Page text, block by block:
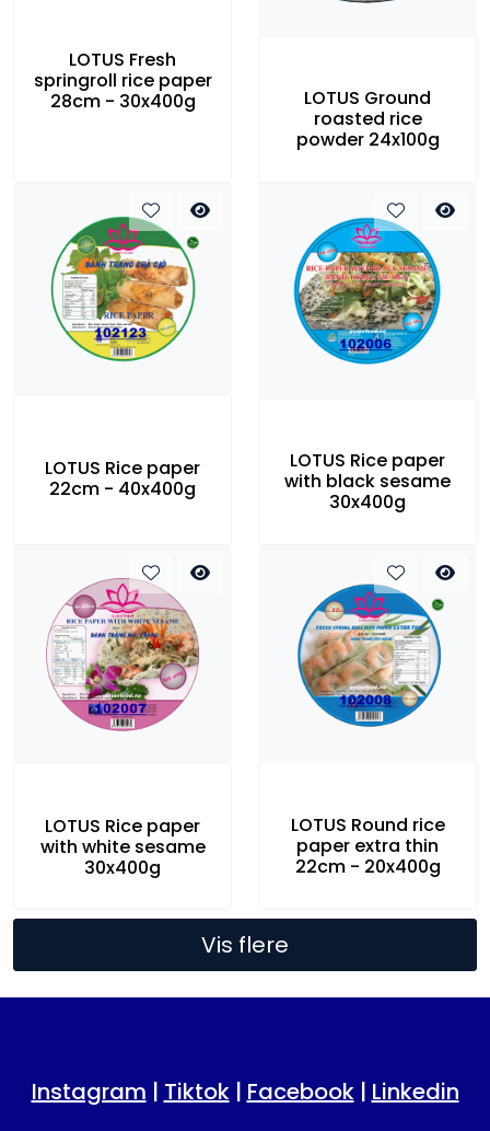
LOTUS Fresh
springroll rice paper
28cm - 30x400g
LOTUS Ground
roasted rice
powder 24x100g
LOTUS Rice paper
22cm - 40x400g
LOTUS Rice paper
with black sesame
30x400g
LOTUS Rice paper
with white sesame
30x400g
LOTUS Round rice
paper extra thin
22cm - 20x400g
Vis flere
Instagram | Tiktok| Facebook| Linkedin